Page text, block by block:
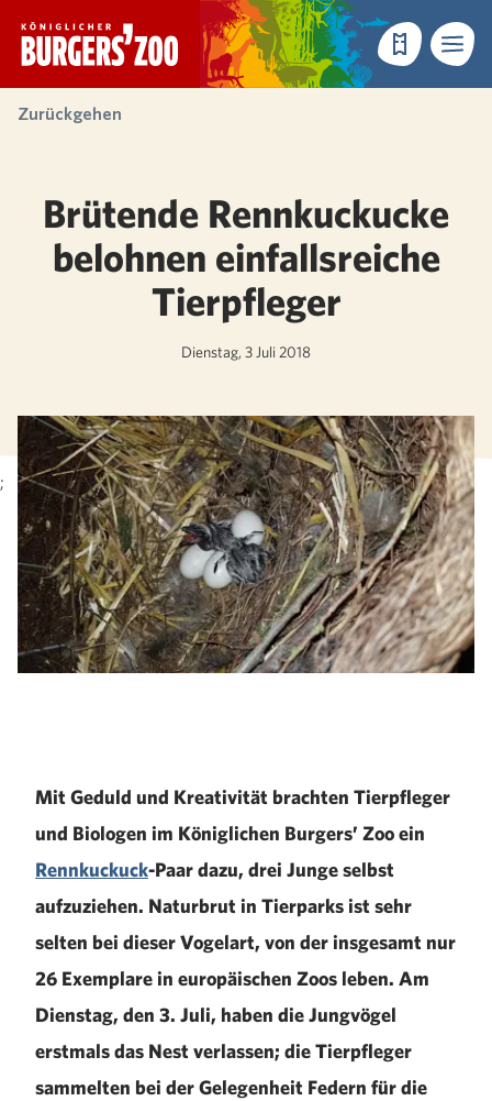
- Startseite
Reservieren
Menü
Zurückgehen
;
Brütende Rennkuckucke
belohnen einfallsreiche
Tierpfleger
Dienstag, 3 Juli 2018
Mit Geduld und Kreativität brachten Tierpfleger
und Biologen im Königlichen Burgers’ Zoo ein
Rennkuckuck-Paar dazu, drei Junge selbst
aufzuziehen. Naturbrut in Tierparks ist sehr
selten bei dieser Vogelart, von der insgesamt nur
26 Exemplare in europäischen Zoos leben. Am
Dienstag, den 3. Juli, haben die Jungvögel
erstmals das Nest verlassen; die Tierpfleger
sammelten bei der Gelegenheit Federn für die